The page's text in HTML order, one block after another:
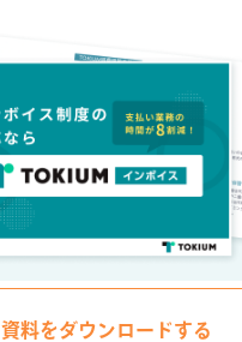
資料をダウンロードする